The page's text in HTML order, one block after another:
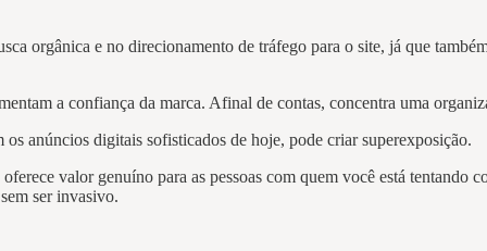
orgânica e no direcionamento de tráfego para o site, já que
a confiança da marca. Afinal de contas, concentra uma
anúncios digitais sofisticados de hoje, pode criar superexposição.
valor genuíno para as pessoas com quem você está
ser invasivo.